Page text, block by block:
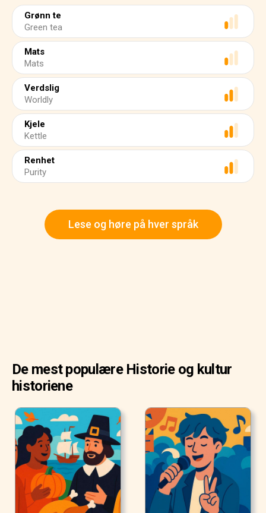
Grønn te
Green tea
Mats
Mats
Verdslig
Worldly
Kjele
Kettle
Renhet
Purity
Lese og høre på hver språk
De mest populære Historie og kultur
historiene